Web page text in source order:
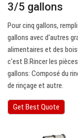
3/5 gallons
Pour cinq gallons,
gallons avec d'autres
alimentaires et des
c'est B.Rincer les
gallons: Composé du
de rinçage et autre.
Get Best Quote